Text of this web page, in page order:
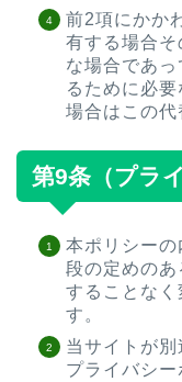
前2項にかか
有する場合
な場合であ
るために必
場合はこの代
第9条（プラ
本ポリシーの
段の定めの
することなく
す。
当サイトが
プライバシ